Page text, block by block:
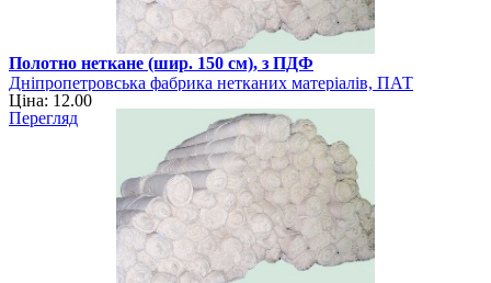
Полотно неткане (шир. 150 см), з ПДФ
Дніпропетровська фабрика нетканих матеріалів, ПАТ
Ціна: 12.00
Перегляд